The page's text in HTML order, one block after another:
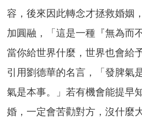
容，後來因此轉念才拯救婚姻
加圓融，「這是一種『無為而
當你給世界什麼，世界也會給
引用劉德華的名言，「發脾氣
氣是本事。」若有機會能提早
婚，一定會苦勸對方，沒什麼